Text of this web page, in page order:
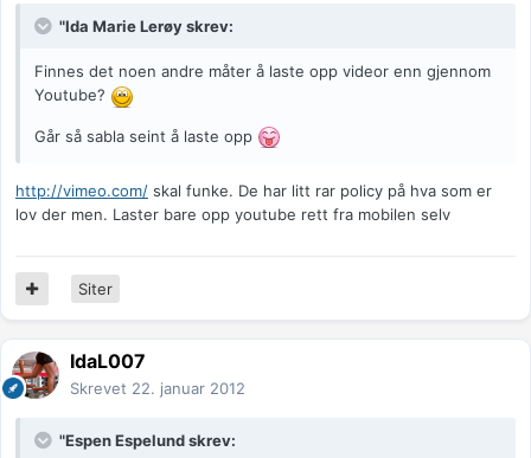
"Ida Marie Lerøy skrev:
Finnes det noen andre måter å laste opp videor enn gjennom
Youtube?
Går så sabla seint å laste opp
http://vimeo.com/ skal funke. De har litt rar policy på hva som er
lov der men. Laster bare opp youtube rett fra mobilen selv
Siter
IdaL007
Skrevet 22. januar 2012
"Espen Espelund skrev: